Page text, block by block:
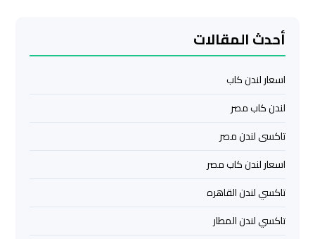
أحدث المقالات
اسعار لندن كاب
لندن كاب مصر
تاكسى لندن مصر
اسعار لندن كاب مصر
تاكسي لندن القاهره
تاكسي لندن المطار
القاهرة
ليموزين
ليموزين